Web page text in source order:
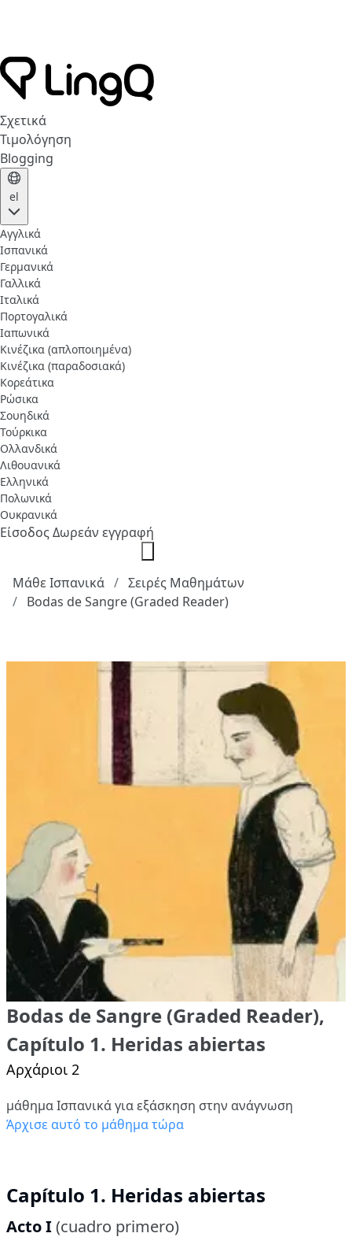
Σχετικά
Τιμολόγηση
Blogging
el
Αγγλικά
Ισπανικά
Γερμανικά
Γαλλικά
Ιταλικά
Πορτογαλικά
Ιαπωνικά
Κινέζικα (απλοποιημένα)
Κινέζικα (παραδοσιακά)
Κορεάτικα
Ρώσικα
Σουηδικά
Τούρκικα
Ολλανδικά
Λιθουανικά
Ελληνικά
Πολωνικά
Ουκρανικά
ΕίσοδοςΔωρεάν εγγραφή
Μάθε Ισπανικά
Σειρές Μαθημάτων
Bodas de Sangre (Graded Reader)
Bodas de Sangre (Graded Reader),
Capítulo 1. Heridas abiertas
Αρχάριοι 2
μάθημα Ισπανικά για εξάσκηση στην ανάγνωση
Άρχισε αυτό το μάθημα τώρα
Capítulo 1. Heridas abiertas
Acto I(cuadro primero)